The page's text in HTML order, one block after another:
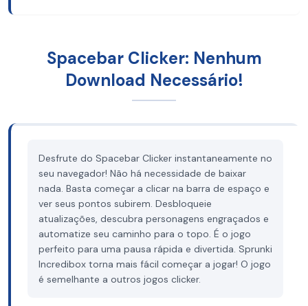
Spacebar Clicker: Nenhum
Download Necessário!
Desfrute do Spacebar Clicker instantaneamente no
seu navegador! Não há necessidade de baixar
nada. Basta começar a clicar na barra de espaço e
ver seus pontos subirem. Desbloqueie
atualizações, descubra personagens engraçados e
automatize seu caminho para o topo. É o jogo
perfeito para uma pausa rápida e divertida. Sprunki
Incredibox torna mais fácil começar a jogar! O jogo
é semelhante a outros jogos clicker.